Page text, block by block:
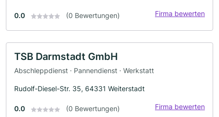
0.0 (0 Bewertungen) Firma bewerten
TSB Darmstadt GmbH
Abschleppdienst · Pannendienst · Werkstatt
Rudolf-Diesel-Str. 35, 64331 Weiterstadt
0.0 (0 Bewertungen) Firma bewerten